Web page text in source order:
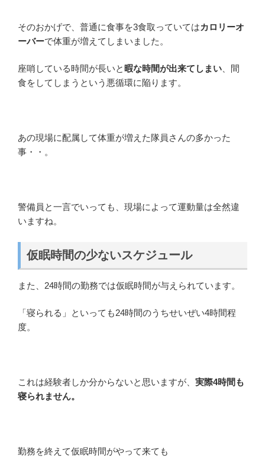
そのおかげで、普通に食事を3食取っていてはカロリーオ
ーバーで体重が増えてしまいました。
座哨している時間が長いと 暇な時間が出来てしまい 、間
食をしてしまうという悪循環に陥ります。
あの現場に配属して体重が増えた隊員さんの多かった
事・・。
警備員と一言でいっても、現場によって運動量は全然違
いますね。
仮眠時間の少ないスケジュール
また、24時間の勤務では仮眠時間が与えられています。
「寝られる」といっても24時間のうちせいぜい4時間程
度。
これは経験者しか分からないと思いますが、 実際4時間も
寝られません。
勤務を終えて仮眠時間がやって来ても